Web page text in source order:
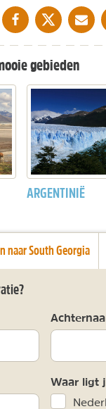
DELEN OP FACEBOOK
DELEN OP X
gebieden
ARGENTINIË
naar South Georgia
Waar ligt